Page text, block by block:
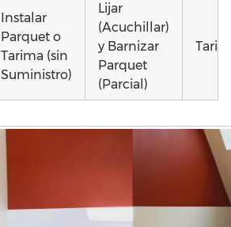
Instalar
Parquet o
Tarima (sin
Suministro)
Lijar
(Acuchillar)
y Barnizar
Parquet
(Parcial)
Tarima
Vivienda
(Completa)